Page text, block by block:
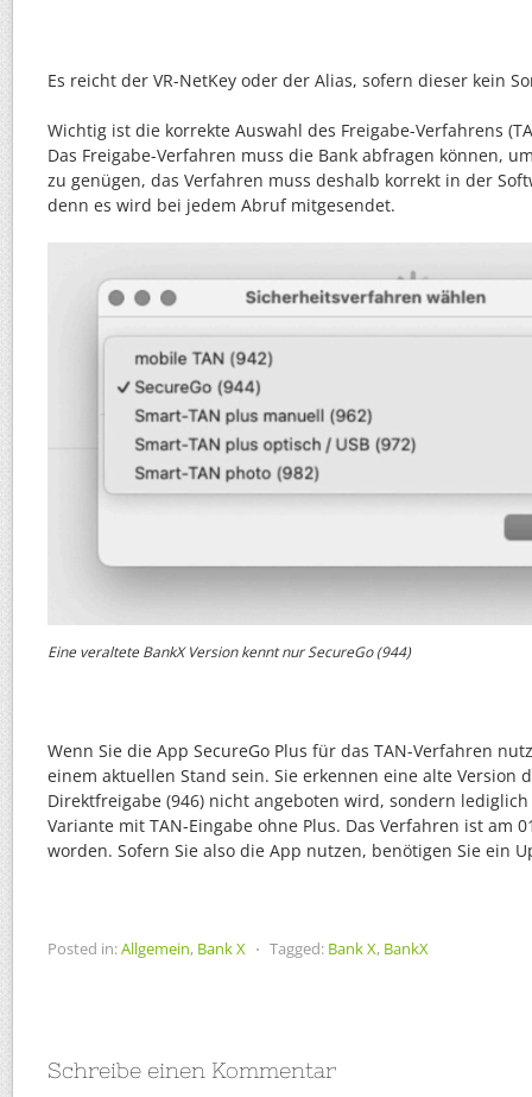
Es reicht der VR-NetKey oder der Alias, sofern dieser kein
Wichtig ist die korrekte Auswahl des Freigabe-Verfahrens
Das Freigabe-Verfahren muss die Bank abfragen können,
zu genügen, das Verfahren muss deshalb korrekt in der
denn es wird bei jedem Abruf mitgesendet.
Eine veraltete BankX Version kennt nur SecureGo (944)
Wenn Sie die App SecureGo Plus für das TAN-Verfahren
einem aktuellen Stand sein. Sie erkennen eine alte Version
Direktfreigabe (946) nicht angeboten wird, sondern lediglich
Variante mit TAN-Eingabe ohne Plus. Das Verfahren ist am
worden. Sofern Sie also die App nutzen, benötigen Sie ein
Posted in:Allgemein, Bank X ⋅ Tagged: Bank X, BankX
Schreibe einen Kommentar